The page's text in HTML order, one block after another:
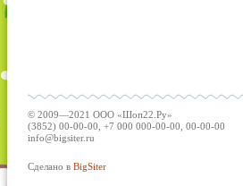
© 2009—2021 ООО «Шоп22.Ру»
(3852) 00-00-00, +7 000 000-00-00, 00-00-00
info@bigsiter.ru
Сделано в BigSiter